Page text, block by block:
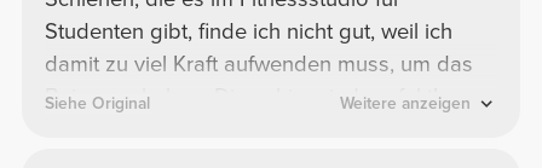
Studenten gibt, finde ich nicht gut, weil ich
damit zu viel Kraft aufwenden muss, um das
Bein anzuheben. Diese hier sind perfekt!
Siehe Original Weitere anzeigen